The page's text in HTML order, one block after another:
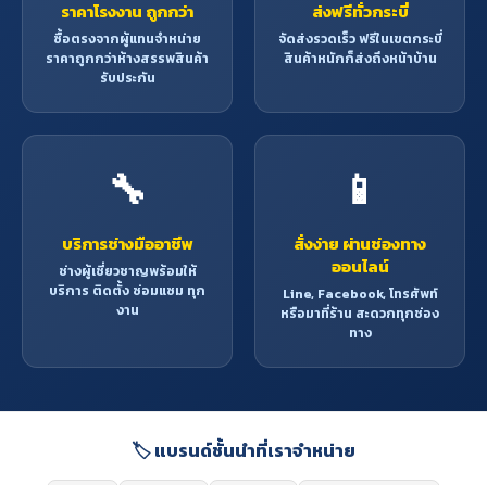
ราคาโรงงาน ถูกกว่า
ซื้อตรงจากผู้แทนจำหน่าย
ราคาถูกกว่าห้างสรรพสินค้า
รับประกัน
ส่งฟรีทั่วกระบี่
จัดส่งรวดเร็ว ฟรีในเขตกระบี่
สินค้าหนักก็ส่งถึงหน้าบ้าน
🔧
บริการช่างมืออาชีพ
ช่างผู้เชี่ยวชาญพร้อมให้
บริการ ติดตั้ง ซ่อมแซม ทุก
งาน
📱
สั่งง่าย ผ่านช่องทาง
ออนไลน์
Line, Facebook, โทรศัพท์
หรือมาที่ร้าน สะดวกทุกช่อง
ทาง
🏷️ แบรนด์ชั้นนำที่เราจำหน่าย